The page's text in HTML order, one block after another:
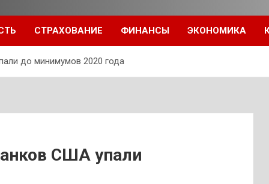
СТРАХОВАНИЕ ФИНАНСЫ ЭКОНОМИКА
до минимумов 2020 года
США упали